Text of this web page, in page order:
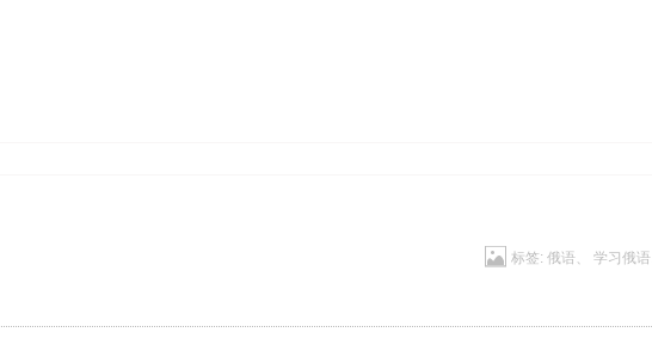
标签: 俄语、 学习俄语